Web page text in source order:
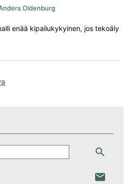
Oldenburg
enää kipailukykyinen, jos tekoäly
Hae
search
email